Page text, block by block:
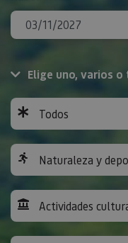
Elige uno, varios
Todos
Naturaleza y
Actividades